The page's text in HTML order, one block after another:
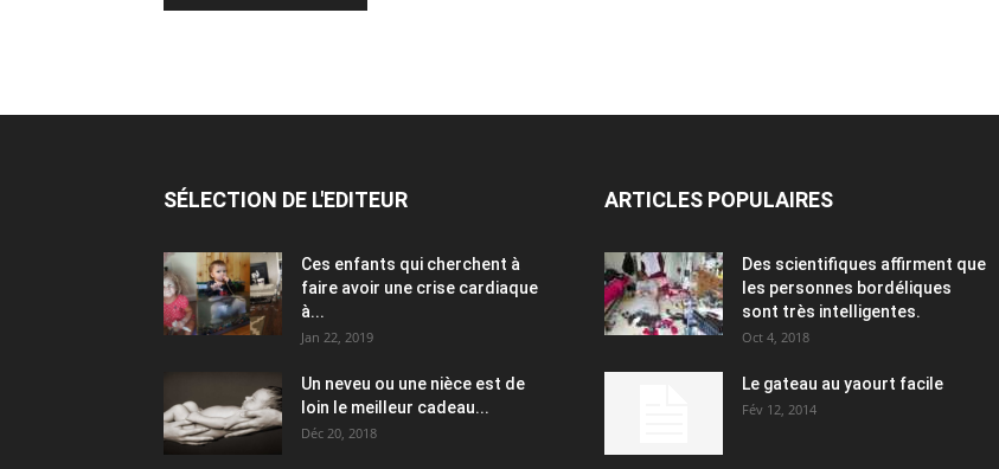
SÉLECTION DE L'EDITEUR
Ces enfants qui cherchent à
faire avoir une crise cardiaque
à...
Jan 22, 2019
Un neveu ou une nièce est de
loin le meilleur cadeau...
Déc 20, 2018
ARTICLES POPULAIRES
Des scientifiques affirment que
les personnes bordéliques
sont très intelligentes.
Oct 4, 2018
Le gateau au yaourt facile
Fév 12, 2014